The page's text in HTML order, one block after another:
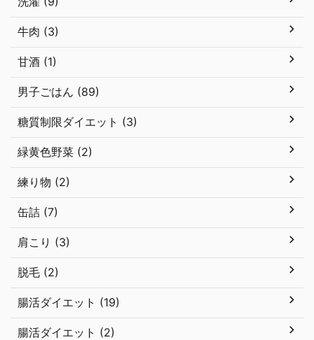
牛肉 (3)
甘酒 (1)
男子ごはん (89)
糖質制限ダイエット (3)
緑黄色野菜 (2)
練り物 (2)
缶詰 (7)
肩こり (3)
脱毛 (2)
腸活ダイエット (19)
腸活ダイエット (2)